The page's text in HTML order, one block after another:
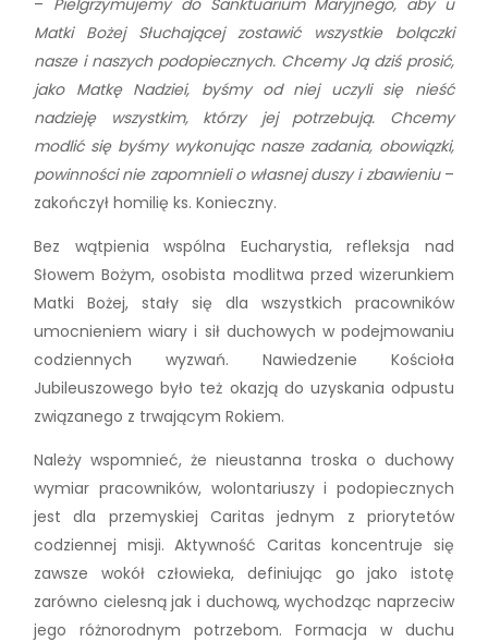
Matki Bożej Słuchającej zostawić wszystkie bolączki
nasze i naszych podopiecznych. Chcemy Ją dziś prosić,
jako Matkę Nadziei, byśmy od niej uczyli się nieść
nadzieję wszystkim, którzy jej potrzebują. Chcemy
modlić się byśmy wykonując nasze zadania, obowiązki,
powinności nie zapomnieli o własnej duszy i zbawieniu–
zakończył homilię ks. Konieczny.
Bez wątpienia wspólna Eucharystia, refleksja nad
Słowem Bożym, osobista modlitwa przed wizerunkiem
Matki Bożej, stały się dla wszystkich pracowników
umocnieniem wiary i sił duchowych w podejmowaniu
codziennych wyzwań. Nawiedzenie Kościoła
Jubileuszowego było też okazją do uzyskania odpustu
związanego z trwającym Rokiem.
Należy wspomnieć, że nieustanna troska o duchowy
wymiar pracowników, wolontariuszy i podopiecznych
jest dla przemyskiej Caritas jednym z priorytetów
codziennej misji. Aktywność Caritas koncentruje się
zawsze wokół człowieka, definiując go jako istotę
zarówno cielesną jak i duchową, wychodząc naprzeciw
jego różnorodnym potrzebom. Formacja w duchu